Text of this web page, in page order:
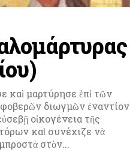
καὶ μαρτύρησε ἐπὶ τῶν
διωγμῶν ἐναντίον
καὶ συνέχιζε νὰ
στὸν...